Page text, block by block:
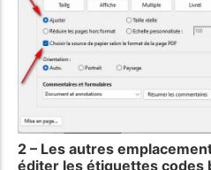
2 – Les autres
éditer les étiquettes codes